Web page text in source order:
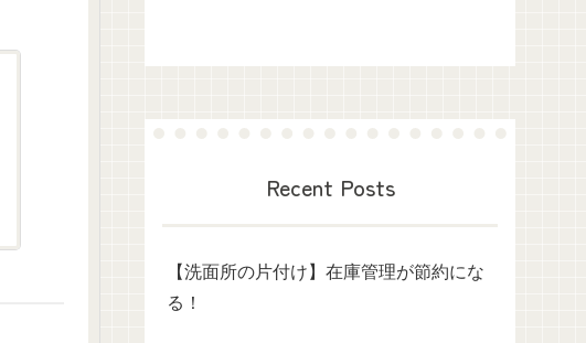
Recent Posts
【洗面所の片付け】在庫管理が節約にな
る！